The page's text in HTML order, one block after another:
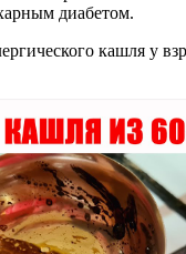
диабетом.
кашля у